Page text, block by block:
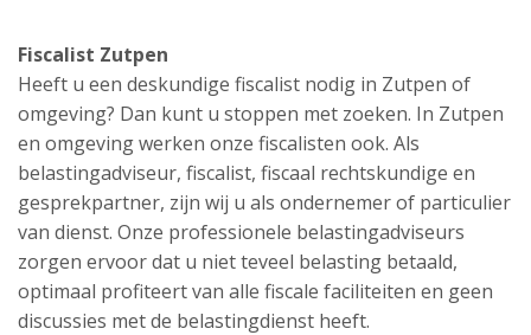
Fiscalist Zutpen
Heeft u een deskundige fiscalist nodig in Zutpen of
omgeving? Dan kunt u stoppen met zoeken. In Zutpen
en omgeving werken onze fiscalisten ook. Als
belastingadviseur, fiscalist, fiscaal rechtskundige en
gesprekpartner, zijn wij u als ondernemer of particulier
van dienst. Onze professionele belastingadviseurs
zorgen ervoor dat u niet teveel belasting betaald,
optimaal profiteert van alle fiscale faciliteiten en geen
discussies met de belastingdienst heeft.